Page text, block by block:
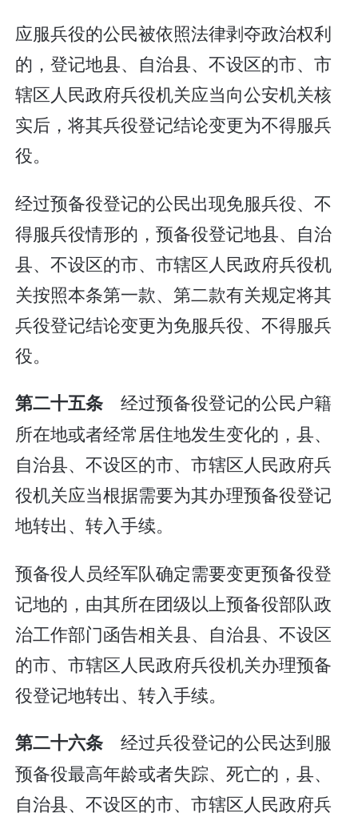
应服兵役的公民被依照法律剥夺政治权利
的，登记地县、自治县、不设区的市、市
辖区人民政府兵役机关应当向公安机关核
实后，将其兵役登记结论变更为不得服兵
役。
经过预备役登记的公民出现免服兵役、不
得服兵役情形的，预备役登记地县、自治
县、不设区的市、市辖区人民政府兵役机
关按照本条第一款、第二款有关规定将其
兵役登记结论变更为免服兵役、不得服兵
役。
第二十五条经过预备役登记的公民户籍
所在地或者经常居住地发生变化的，县、
自治县、不设区的市、市辖区人民政府兵
役机关应当根据需要为其办理预备役登记
地转出、转入手续。
预备役人员经军队确定需要变更预备役登
记地的，由其所在团级以上预备役部队政
治工作部门函告相关县、自治县、不设区
的市、市辖区人民政府兵役机关办理预备
役登记地转出、转入手续。
第二十六条经过兵役登记的公民达到服
预备役最高年龄或者失踪、死亡的，县、
自治县、不设区的市、市辖区人民政府兵